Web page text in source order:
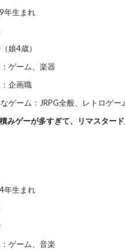
年生まれ
娘4歳）
ゲーム、楽器
企画職
ゲーム：JRPG全般、レトロゲー
みゲーが多すぎて、リマスター
年生まれ
ゲーム、音楽